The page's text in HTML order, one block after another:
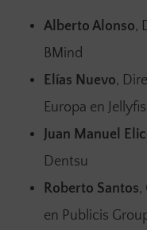
Alberto Alonso,
BMind
Elías Nuevo,
Europa en
Juan Manuel
Dentsu
Roberto Santos,
en Publicis